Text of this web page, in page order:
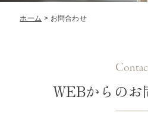
ホーム お問合わせ
WEBからのお